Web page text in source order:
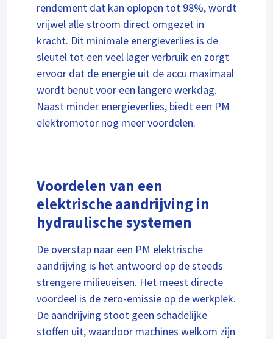
rendement dat kan oplopen tot 98%, wordt
vrijwel alle stroom direct omgezet in
kracht. Dit minimale energieverlies is de
sleutel tot een veel lager verbruik en zorgt
ervoor dat de energie uit de accu maximaal
wordt benut voor een langere werkdag.
Naast minder energieverlies, biedt een PM
elektromotor nog meer voordelen.
Voordelen van een
elektrische aandrijving in
hydraulische systemen
De overstap naar een PM elektrische
aandrijving is het antwoord op de steeds
strengere milieueisen. Het meest directe
voordeel is de zero-emissie op de werkplek.
De aandrijving stoot geen schadelijke
stoffen uit, waardoor machines welkom zijn